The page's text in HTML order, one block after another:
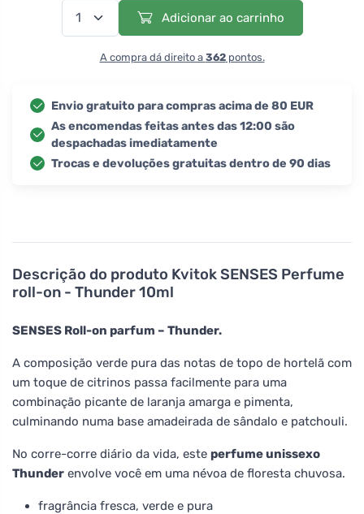
Descrição do produto Kvitok SENSES Perfume
roll-on - Thunder 10ml
SENSES Roll-on parfum – Thunder.
A composição verde pura das notas de topo de hortelã com
um toque de citrinos passa facilmente para uma
combinação picante de laranja amarga e pimenta,
culminando numa base amadeirada de sândalo e patchouli.
No corre-corre diário da vida, este perfume unissexo
Thunder envolve você em uma névoa de floresta chuvosa.
fragrância fresca, verde e pura
Adicionar ao carrinho
A compra dá direito a 362pontos.
Envio gratuito para compras acima de 80 EUR
As encomendas feitas antes das 12:00 são
despachadas imediatamente
Trocas e devoluções gratuitas dentro de 90 dias